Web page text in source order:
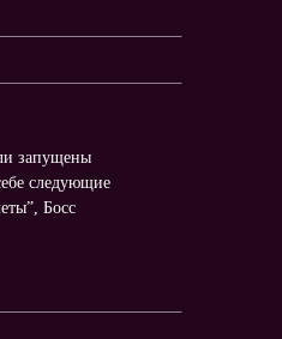
запущены
следующие
Босс